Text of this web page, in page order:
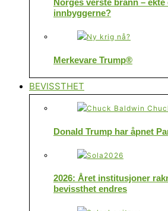
innbyggerne?
Merkevare Trump®
BEVISSTHET
Donald Trump har åpnet
2026: Året institusjoner
bevissthet endres